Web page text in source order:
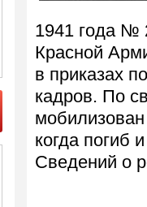
1941 года №
Красной
в приказах
кадров. По
когда погиб
Сведений о